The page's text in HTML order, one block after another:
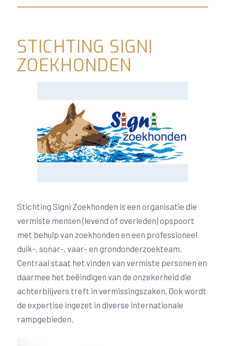
STICHTING SIGNI
ZOEKHONDEN
Stichting Signi Zoekhonden is een organisatie die
vermiste mensen (levend of overleden) opspoort
met behulp van zoekhonden en een professioneel
duik-, sonar-, vaar- en grondonderzoekteam.
Centraal staat het vinden van vermiste personen en
daarmee het beëindigen van de onzekerheid die
achterblijvers treft in vermissingszaken. Ook wordt
de expertise ingezet in diverse internationale
rampgebieden.